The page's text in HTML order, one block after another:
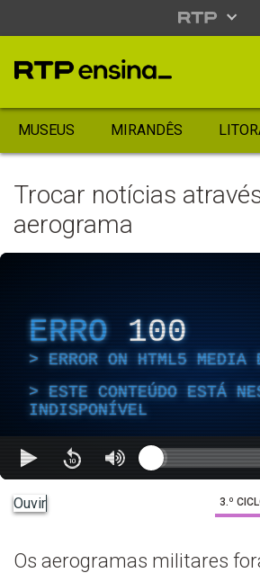
MUSEUS MIRANDÊS
Trocar notícias
aerograma
ERRO 100
ERROR ON HTML5 MEDIA
ESTE CONTEÚDO ESTÁ
INDISPONÍVEL
Ouvir 3.º
Os aerogramas militares